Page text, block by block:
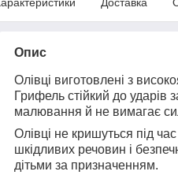
Опис
Олівці виготовлені з
Грифель стійкий до ударів
малювання й не вимагає
Олівці не кришуться під
шкідливих речовин і
дітьми за призначенням.